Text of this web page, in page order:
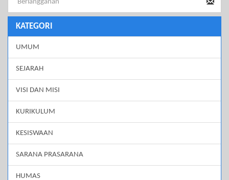
KATEGORI
UMUM
SEJARAH
VISI DAN MISI
KURIKULUM
KESISWAAN
SARANA PRASARANA
HUMAS